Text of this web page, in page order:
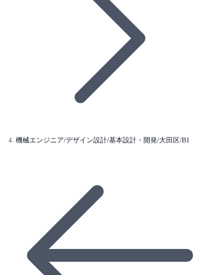
機械エンジニア/デザイン設計/基本設計・開発/大田区/B1